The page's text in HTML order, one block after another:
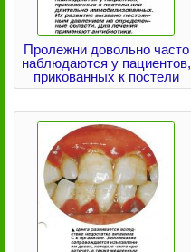
Пролежни довольно часто
наблюдаются у пациентов,
прикованных к постели